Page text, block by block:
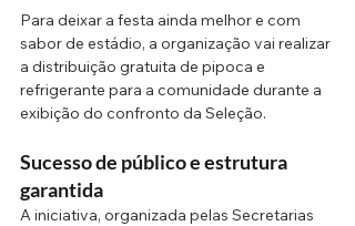
Para deixar a festa ainda melhor e com
sabor de estádio, a organização vai realizar
a distribuição gratuita de pipoca e
refrigerante para a comunidade durante a
exibição do confronto da Seleção.
Sucesso de público e estrutura
garantida
A iniciativa, organizada pelas Secretarias